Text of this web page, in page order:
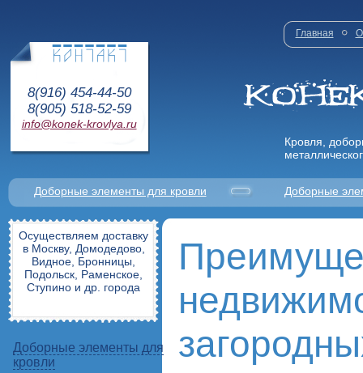
8(916) 454-44-50
8(905) 518-52-59
info@konek-krovlya.ru
Главная О
Кровля,
Доборные элементы для кровли Доборные
Осуществляем доставку
в Москву, Домодедово,
Видное, Бронницы,
Подольск, Раменское,
Ступино и др. города
Доборные элементы для
кровли